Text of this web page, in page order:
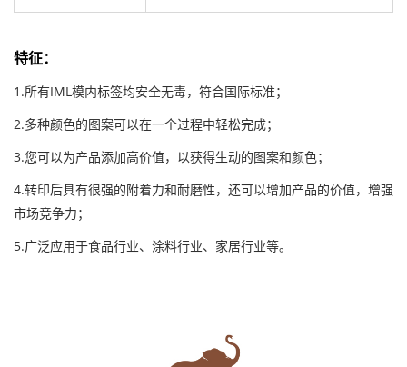
特征：
1.所有IML模内标签均安全无毒，符合国际标准；
2.多种颜色的图案可以在一个过程中轻松完成；
3.您可以为产品添加高价值，以获得生动的图案和颜色；
4.转印后具有很强的附着力和耐磨性，还可以增加产品的价值，增强
市场竞争力；
5.广泛应用于食品行业、涂料行业、家居行业等。